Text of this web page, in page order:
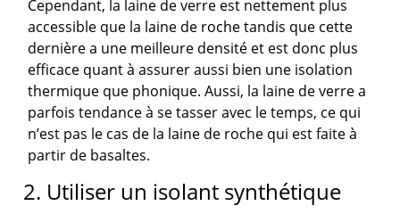
Cependant, la laine de verre est nettement plus
accessible que la laine de roche tandis que cette
dernière a une meilleure densité et est donc plus
efficace quant à assurer aussi bien une isolation
thermique que phonique. Aussi, la laine de verre a
parfois tendance à se tasser avec le temps, ce qui
n’est pas le cas de la laine de roche qui est faite à
partir de basaltes.
2. Utiliser un isolant synthétique